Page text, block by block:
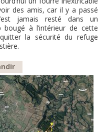
des amis, car il y a passé
jamais resté dans un
à l’intérieur de cette
la sécurité du refuge